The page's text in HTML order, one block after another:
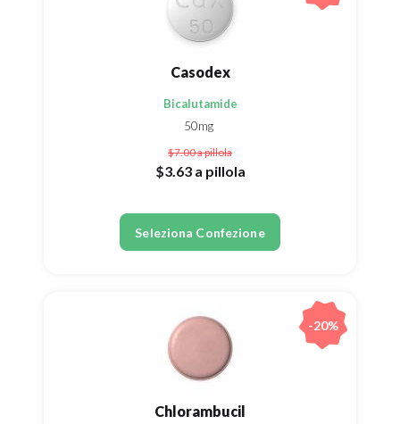
Casodex
Bicalutamide
50mg
$7.00a pillola
$3.63 a pillola
Seleziona Confezione
Chlorambucil
-20%